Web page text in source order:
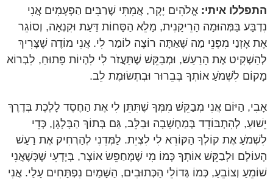
התפללו איתי: אֱלֹהִים יָקָר, אֲמִתִּי שֶׁרַבִּים הַפְּעָמִים אֲנִי
נִדְבָּע בַּמְּהוּמָה הָרֵיקָנִית, מָלֵא הַסָּחוֹת דַּעַת וּקִנְאָה, וְסוֹגֵר
אֶת אָזְנַי מִפְּנֵי מַה שֶּׁאַתָּה רוֹצֶה לוֹמַר לִי. אֲנִי מוֹדֶה שֶׁצָּרִיךְ
לְהַשְׁקִיט אֶת הָרַעַשׁ, וּמְבַקֵּשׁ שֶׁתַּעֲזֹר לִי לִהְיוֹת פָּתוּחַ, לִבְרוֹא
מָקוֹם לִשְׁמֹעַ אוֹתְךָ בְּבֵרוּר וּבְתְשׂוּמֶת לֵב.
אָבִי, הַיּוֹם אֲנִי מְבַקֵּשׁ מִמְּךָ שֶׁתִּתֵּן לִי אֶת הַחֶסֶד לָלֶכֶת בְּדֶרֶךְ
יֵשׁוּעַ, לְהִתְבּוֹדֵד בְּמַחְשָׁבָה וּבַלֵּב, גַּם בְּתוֹךְ הַבָּלָגָן, כְּדֵי
לִשְׁמֹעַ אֶת קוֹלְךָ הַקּוֹרֵא לִי לִצְיֵת. לַמְּדֵנִי לְהַרְחִיק אֶת רַעַשׁ
הָעוֹלָם וּלְבַקֵּשׁ אוֹתְךָ כְּמוֹ מִי שֶׁמְּחַפֵּשׂ אוֹצָר, בְּיָדְעִי שֶׁכְּשֶׁאֲנִי
שׁוֹמֵעַ וְצוֹבֵעַ, כְּמוֹ גְּדוֹלֵי הַכְּתוּבִים, הַשָּׁמַיִם נִפְתָּחִים עָלַי. אֲנִי